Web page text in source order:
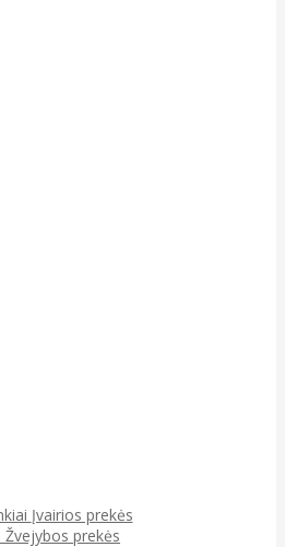
Įvairios prekės
Žvejybos prekės